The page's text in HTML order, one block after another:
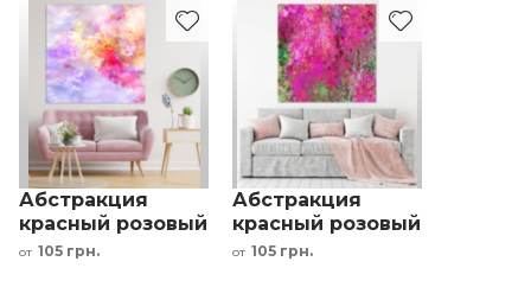
Абстракция
красный розовый
фиолетовый
от 105 грн.
Абстракция
красный розовый
зелёный
от 105 грн.